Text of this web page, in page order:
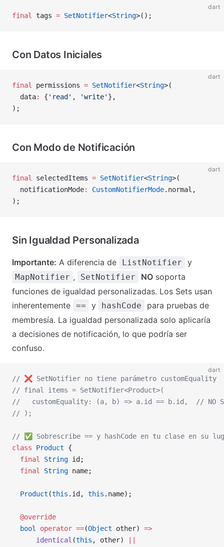
dart
final tags = SetNotifier<String>();
Con Datos Iniciales
dart
final permissions = SetNotifier<String>(
  data
: { 'read' , 'write' },
);
Con Modo de Notificación
dart
final selectedItems = SetNotifier<String>(
  notificationMode
: CustomNotifierMode.normal,
);
Sin Igualdad Personalizada
Importante: A diferencia de ListNotifier y
MapNotifier , SetNotifier NO soporta
funciones de igualdad personalizadas. Los Sets usan
inherentemente == y hashCode
para pruebas de
membresía. La igualdad personalizada solo aplicaría
a decisiones de notificación, lo que podría ser
confuso.
dart
// ❌️ SetNotifier no tiene parámetro customEquality
// final items = SetNotifier<Product>(
//   customEquality: (a, b) => a.id == b.id,
// NO
// );
// ✅ Sobrescribe == y hashCode en tu clase en su
class Product {
  final
String id;
  final
String name;
  Product
(this .id, this .name);
  @override
  bool
operator ==(Object other) =>
      identical
(this , other)